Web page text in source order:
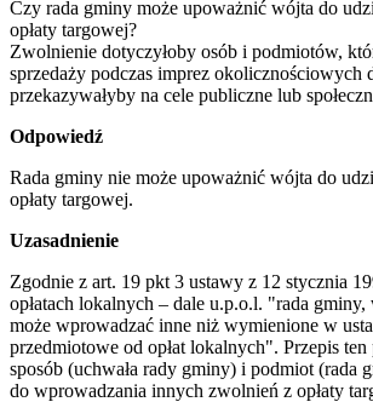
Czy rada gminy może upoważnić wójta do
opłaty targowej?
Zwolnienie dotyczyłoby osób i podmiotów,
sprzedaży podczas imprez okolicznościowych
przekazywałyby na cele publiczne lub
Odpowiedź
Rada gminy nie może upoważnić wójta do
opłaty targowej.
Uzasadnienie
Zgodnie z art. 19 pkt 3 ustawy z 12 stycznia
opłatach lokalnych – dale u.p.o.l. "rada gminy,
może wprowadzać inne niż wymienione w
przedmiotowe od opłat lokalnych". Przepis
sposób (uchwała rady gminy) i podmiot (rada
do wprowadzania innych zwolnień z opłaty